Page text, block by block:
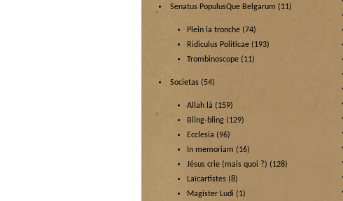
Senatus PopulusQue Belgarum (11)
Plein la tronche (74)
Ridiculus Politicae (193)
Trombinoscope (11)
Societas (54)
Allah là (159)
Bling-bling (129)
Ecclesia (96)
In memoriam (16)
Jésus crie (mais quoi ?) (128)
Laïcartistes (8)
Magister Ludi (1)